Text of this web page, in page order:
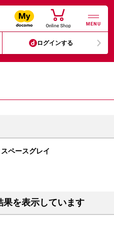
MENU
ログインする
ペースグレイ
を表示しています